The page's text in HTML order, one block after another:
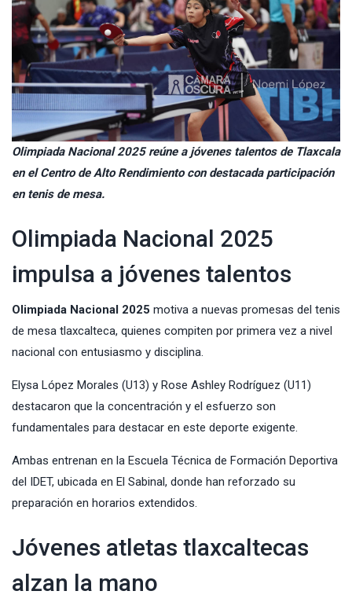
Olimpiada Nacional 2025 reúne a jóvenes talentos de Tlaxcala
en el Centro de Alto Rendimiento con destacada participación
en tenis de mesa.
Olimpiada Nacional 2025
impulsa a jóvenes talentos
Olimpiada Nacional 2025 motiva a nuevas promesas del tenis
de mesa tlaxcalteca, quienes compiten por primera vez a nivel
nacional con entusiasmo y disciplina.
Elysa López Morales (U13) y Rose Ashley Rodríguez (U11)
destacaron que la concentración y el esfuerzo son
fundamentales para destacar en este deporte exigente.
Ambas entrenan en la Escuela Técnica de Formación Deportiva
del IDET, ubicada en El Sabinal, donde han reforzado su
preparación en horarios extendidos.
Jóvenes atletas tlaxcaltecas
alzan la mano